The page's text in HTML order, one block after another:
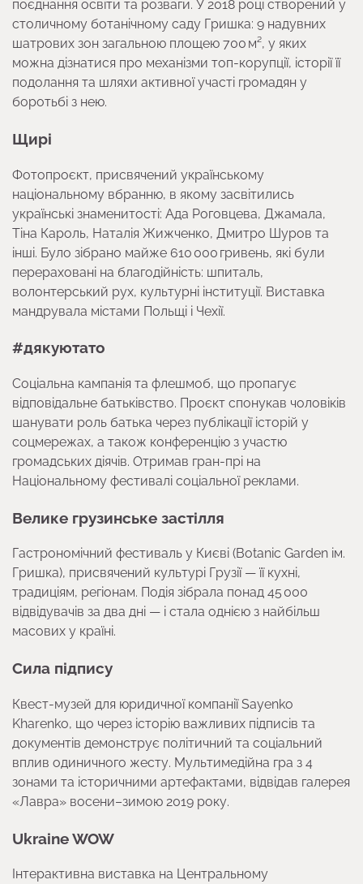
поєднання освіти та розваги. У 2018 році створений у
столичному ботанічному саду Гришка: 9 надувних
шатрових зон загальною площею 700 м², у яких
можна дізнатися про механізми топ-корупції, історії її
подолання та шляхи активної участі громадян у
боротьбі з нею.
Щирі
Фотопроєкт, присвячений українському
національному вбранню, в якому засвітились
українські знаменитості: Ада Роговцева, Джамала,
Тіна Кароль, Наталія Жижченко, Дмитро Шуров та
інші. Було зібрано майже 610 000 гривень, які були
перераховані на благодійність: шпиталь,
волонтерський рух, культурні інституції. Виставка
мандрувала містами Польщі і Чехії.
#дякуютато
Соціальна кампанія та флешмоб, що пропагує
відповідальне батьківство. Проєкт спонукав чоловіків
шанувати роль батька через публікації історій у
соцмережах, а також конференцію з участю
громадських діячів. Отримав гран-прі на
Національному фестивалі соціальної реклами.
Велике грузинське застілля
Гастрономічний фестиваль у Києві (Botanic Garden ім.
Гришка), присвячений культурі Грузії — її кухні,
традиціям, регіонам. Подія зібрала понад 45 000
відвідувачів за два дні — і стала однією з найбільш
масових у країні.
Сила підпису
Квест-музей для юридичної компанії Sayenko
Kharenko, що через історію важливих підписів та
документів демонструє політичний та соціальний
вплив одиничного жесту. Мультимедійна гра з 4
зонами та історичними артефактами, відвідав галерея
«Лавра» восени–зимою 2019 року.
Ukraine WOW
Інтерактивна виставка на Центральному